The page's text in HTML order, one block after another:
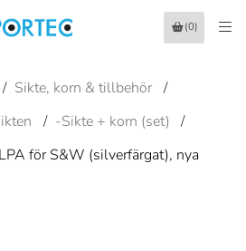
(0)
/ Sikte, korn & tillbehör /
/ -Sikte + korn (set)
/
för S&W (silverfärgat), nya